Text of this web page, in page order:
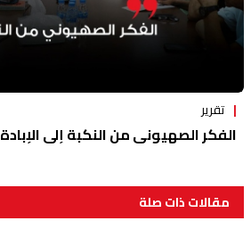
تقرير
الفكر الصهيوني من النكبة إلى الإبادة
مقالات ذات صلة